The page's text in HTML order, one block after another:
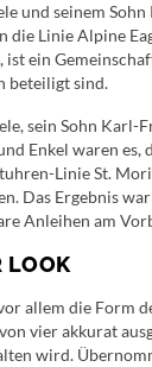
und seinem
die Linie Alpine
ein
beteiligt sind.
sein Sohn Karl-
Enkel waren es,
Linie St.
Das Ergebnis
Anleihen am
allem die Form
vier akkurat
wird.